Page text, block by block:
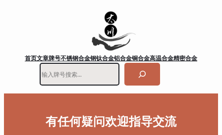
首页文章牌号不锈钢合金钢钛合金铝合金铜合金高温合金精密合金
有任何疑问欢迎指导交流